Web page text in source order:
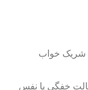
شریک خواب
خفگی یا نفس